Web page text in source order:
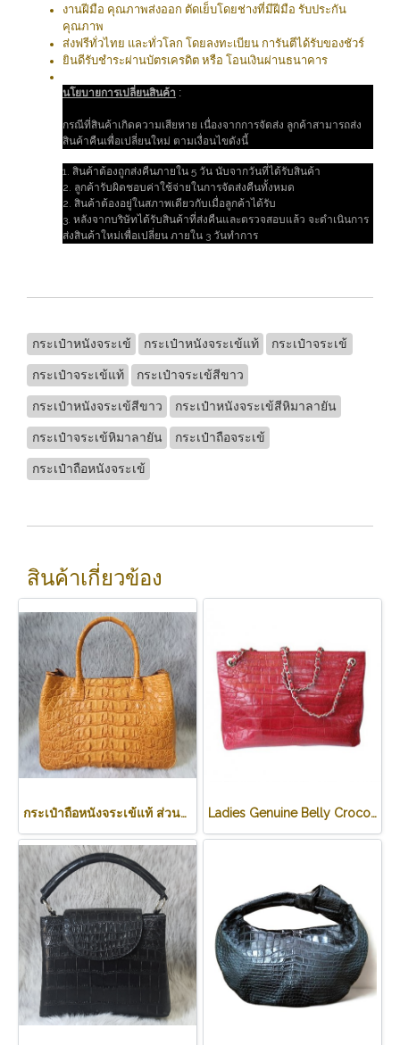
งานฝีมือ คุณภาพส่งออก ตัดเย็บโดยช่างที่มีฝีมือ รับประกัน
คุณภาพ
ส่งฟรีทั่วไทย และทั่วโลก โดยลงทะเบียน การันตีได้รับของชัวร์
ยินดีรับชำระผ่านบัตรเครดิต หรือ โอนเงินผ่านธนาคาร
นโยบายการเปลี่ยนสินค้า :
กรณีที่สินค้าเกิดความเสียหาย เนื่องจากการจัดส่ง ลูกค้าสามารถส่ง
สินค้าคืนเพื่อเปลี่ยนใหม่ ตามเงื่อนไขดังนี้
1. สินค้าต้องถูกส่งคืนภายใน 5 วัน นับจากวันที่ได้รับสินค้า
2. ลูกค้ารับผิดชอบค่าใช้จ่ายในการจัดส่งคืนทั้งหมด
2. สินค้าต้องอยู่ในสภาพเดียวกับเมื่อลูกค้าได้รับ
3. หลังจากบริษัทได้รับสินค้าที่ส่งคืนและตรวจสอบแล้ว จะดำเนินการ
ส่งสินค้าใหม่เพื่อเปลี่ยน ภายใน 3 วันทำการ
กระเป๋าหนังจระเข้ กระเป๋าหนังจระเข้แท้ กระเป๋าจระเข้
กระเป๋าจระเข้แท้ กระเป๋าจระเข้สีขาว
กระเป๋าหนังจระเข้สีขาว กระเป๋าหนังจระเข้สีหิมาลายัน
กระเป๋าจระเข้หิมาลายัน กระเป๋าถือจระเข้
กระเป๋าถือหนังจระเข้
สินค้าเกี่ยวข้อง
กระเป๋าถือหนังจระเข้แท้ ส่วนหลัง สีน้ำตาลอ่อน (สีแทน) รหัสCODE: CRW0218H-02-BACK-TAN Ladies Genuine Belly Crocodile Leather Shoulder Bag in Red Crocodile Skin #CRW213H